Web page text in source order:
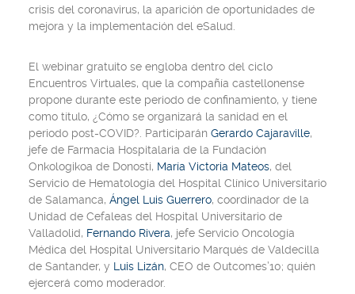
crisis del coronavirus, la aparición de oportunidades de
mejora y la implementación del eSalud.
El webinar gratuito se engloba dentro del ciclo
Encuentros Virtuales, que la compañía castellonense
propone durante este periodo de confinamiento, y tiene
como título, ¿Cómo se organizará la sanidad en el
periodo post-COVID?. Participarán Gerardo Cajaraville,
jefe de Farmacia Hospitalaria de la Fundación
Onkologikoa de Donosti, María Victoria Mateos, del
Servicio de Hematología del Hospital Clínico Universitario
de Salamanca, Ángel Luis Guerrero, coordinador de la
Unidad de Cefaleas del Hospital Universitario de
Valladolid, Fernando Rivera, jefe Servicio Oncología
Médica del Hospital Universitario Marqués de Valdecilla
de Santander, y Luis Lizán, CEO de Outcomes’10; quién
ejercerá como moderador.